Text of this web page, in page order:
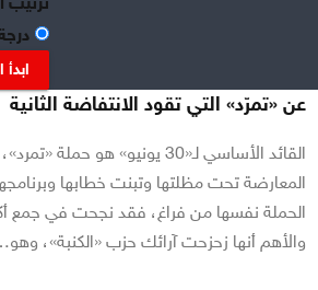
عن «تمرّد» التي تقود الانتفاضة الثانية
القائد الأساسي لـ«30 يونيو» هو
المعارضة تحت مظلتها وتبنت خطابها
والأهم أنها زحزحت آرائك حزب «الكنبة»،